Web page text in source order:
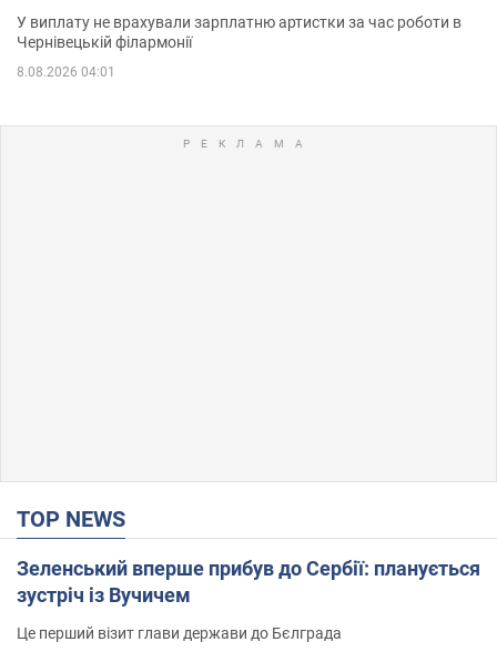
У виплату не врахували зарплатню артистки за час роботи в
Чернівецькій філармонії
8.08.2026 04:01
TOP NEWS
Зеленський вперше прибув до Сербії: планується
зустріч із Вучичем
Це перший візит глави держави до Бєлграда